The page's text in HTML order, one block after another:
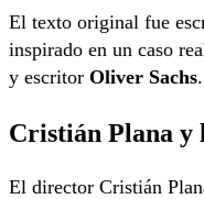
El texto original fue
inspirado en un caso
y escritor Oliver Sachs.
Cristián Plana y
El director Cristián